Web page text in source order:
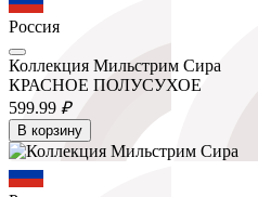
Россия
Коллекция Мильстрим Сира
КРАСНОЕ ПОЛУСУХОЕ
599.99 ₽
В корзину